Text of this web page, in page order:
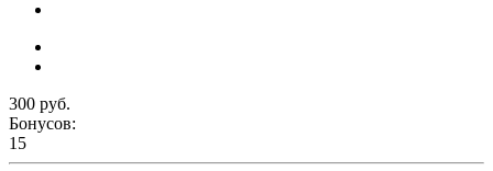
300 руб.
Бонусов:
15